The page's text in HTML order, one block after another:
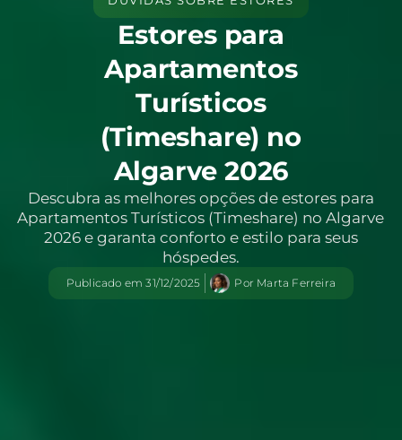
Estores para
Apartamentos
Turísticos
(Timeshare) no
Algarve 2026
Descubra as melhores opções de estores para
Apartamentos Turísticos (Timeshare) no Algarve
2026 e garanta conforto e estilo para seus
hóspedes.
Publicado em31/12/2025 Por Marta Ferreira